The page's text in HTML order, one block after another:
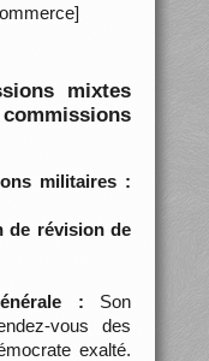
mixtes
militaires :
de révision de
: Son
vous des
exalté.